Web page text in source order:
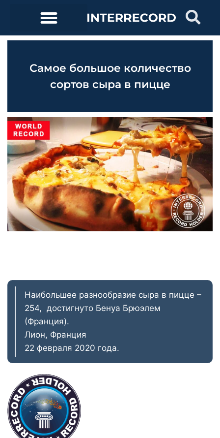
Самое большое количество
сортов сыра в пицце
Наибольшее разнообразие сыра в пицце –
254, достигнуто Бенуа Брюэлем
(Франция).
Лион, Франция
22 февраля 2020 года.